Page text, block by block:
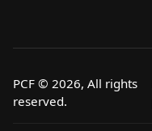
PCF © 2026, All rights
reserved.